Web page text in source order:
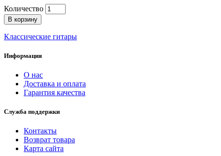
Количество
В корзину
Классические гитары
Информация
О нас
Доставка и оплата
Гарантия качества
Служба поддержки
Контакты
Возврат товара
Карта сайта